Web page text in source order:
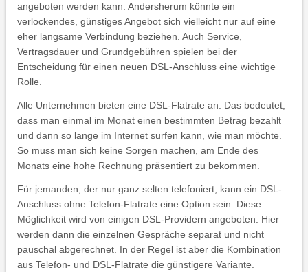
angeboten werden kann. Andersherum könnte ein
verlockendes, günstiges Angebot sich vielleicht nur auf eine
eher langsame Verbindung beziehen. Auch Service,
Vertragsdauer und Grundgebühren spielen bei der
Entscheidung für einen neuen DSL-Anschluss eine wichtige
Rolle.
Alle Unternehmen bieten eine DSL-Flatrate an. Das bedeutet,
dass man einmal im Monat einen bestimmten Betrag bezahlt
und dann so lange im Internet surfen kann, wie man möchte.
So muss man sich keine Sorgen machen, am Ende des
Monats eine hohe Rechnung präsentiert zu bekommen.
Für jemanden, der nur ganz selten telefoniert, kann ein DSL-
Anschluss ohne Telefon-Flatrate eine Option sein. Diese
Möglichkeit wird von einigen DSL-Providern angeboten. Hier
werden dann die einzelnen Gespräche separat und nicht
pauschal abgerechnet. In der Regel ist aber die Kombination
aus Telefon- und DSL-Flatrate die günstigere Variante.